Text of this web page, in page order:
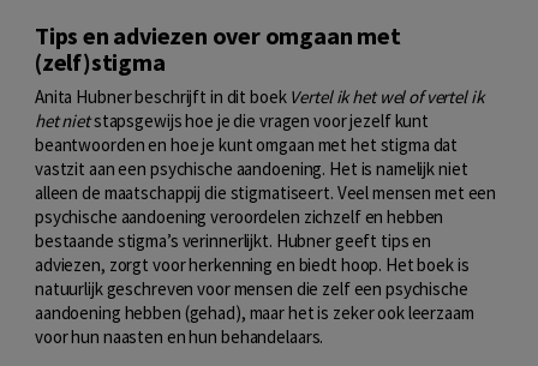
Tips en adviezen over omgaan met
(zelf)stigma
Anita Hubner beschrijft in dit boek Vertel ik het wel of vertel ik
het nietstapsgewijs hoe je die vragen voor jezelf kunt
beantwoorden en hoe je kunt omgaan met het stigma dat
vastzit aan een psychische aandoening. Het is namelijk niet
alleen de maatschappij die stigmatiseert. Veel mensen met een
psychische aandoening veroordelen zichzelf en hebben
bestaande stigma’s verinnerlijkt. Hubner geeft tips en
adviezen, zorgt voor herkenning en biedt hoop. Het boek is
natuurlijk geschreven voor mensen die zelf een psychische
aandoening hebben (gehad), maar het is zeker ook leerzaam
voor hun naasten en hun behandelaars.